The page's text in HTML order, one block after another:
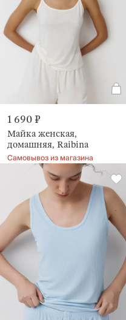
1 690 ₽
Майка женская,
домашняя, Raibina
Самовывоз из магазина